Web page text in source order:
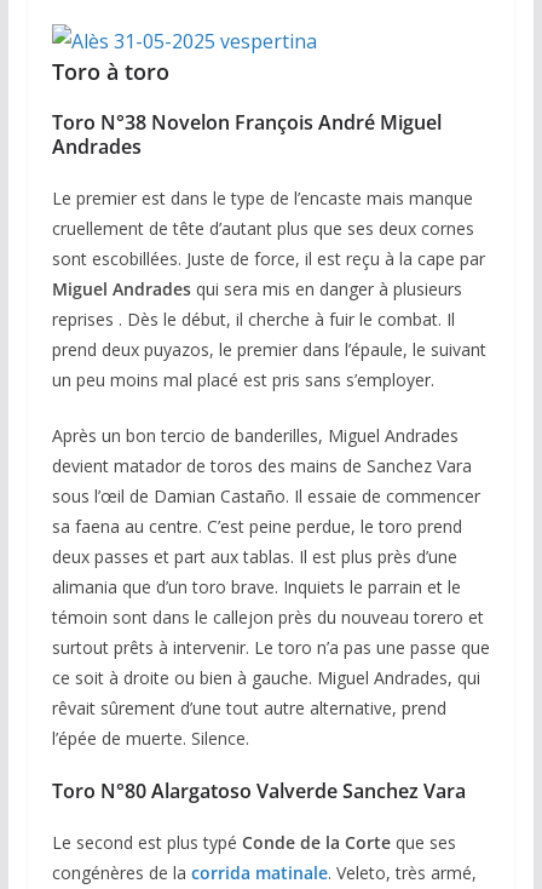
Toro à toro
Toro N°38 Novelon François André Miguel
Andrades
Le premier est dans le type de l’encaste mais manque
cruellement de tête d’autant plus que ses deux cornes
sont escobillées. Juste de force, il est reçu à la cape par
Miguel Andradesqui sera mis en danger à plusieurs
reprises . Dès le début, il cherche à fuir le combat. Il
prend deux puyazos, le premier dans l’épaule, le suivant
un peu moins mal placé est pris sans s’employer.
Après un bon tercio de banderilles, Miguel Andrades
devient matador de toros des mains de Sanchez Vara
sous l’œil de Damian Castaño. Il essaie de commencer
sa faena au centre. C’est peine perdue, le toro prend
deux passes et part aux tablas. Il est plus près d’une
alimania que d’un toro brave. Inquiets le parrain et le
témoin sont dans le callejon près du nouveau torero et
surtout prêts à intervenir. Le toro n’a pas une passe que
ce soit à droite ou bien à gauche. Miguel Andrades, qui
rêvait sûrement d’une tout autre alternative, prend
l’épée de muerte. Silence.
Toro N°80 Alargatoso Valverde Sanchez Vara
Le second est plus typé Conde de la Corteque ses
congénères de la corrida matinale. Veleto, très armé,